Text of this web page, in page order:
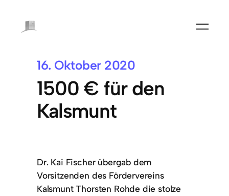
16. Oktober 2020
1500 € für den
Kalsmunt
Dr. Kai Fischer übergab dem
Vorsitzenden des Fördervereins
Kalsmunt Thorsten Rohde die stolze